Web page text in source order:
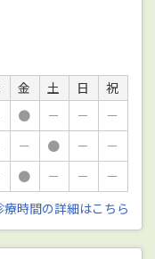
金 土 日
祝
● － －
－
－ ● －
－
● － －
－
療時間の詳細はこちら